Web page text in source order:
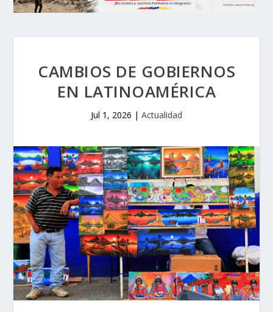
CAMBIOS DE GOBIERNOS
EN LATINOAMÉRICA
Jul 1, 2026 | Actualidad